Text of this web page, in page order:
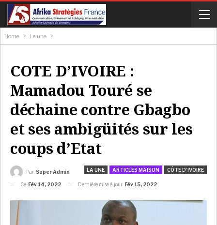
Home La une
COTE D’IVOIRE :
Mamadou Touré se
déchaine contre Gbagbo
et ses ambigüités sur les
coups d’Etat
LA UNE ARTICLES MAISON CÔTE D’IVOIRE
Par Super Admin
Ce Fév 14, 2022 Dernière mise à jour Fév 15, 2022